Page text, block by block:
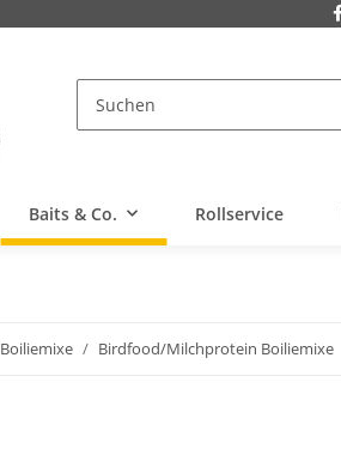
Baits & Co. Rollservice
Boiliemixe Birdfood/Milchprotein Boiliemixe